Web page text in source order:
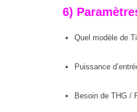
6)
Quel modèle de
Puissance
Besoin de THG /